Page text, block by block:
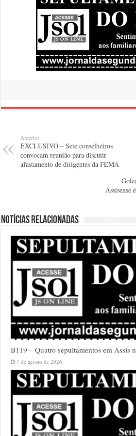
Anterior
EXCLUSIVO – Sete conselheiros
convocam reunião para discutir
afastamento de dirigentes da FEMA
Assisense
Notícias relacionadas
B119 – Quatro sepultamentos em Assis
7 de agosto de 2026